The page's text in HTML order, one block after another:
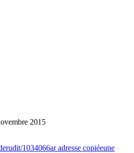
2015
1034066aradresse copiéeune